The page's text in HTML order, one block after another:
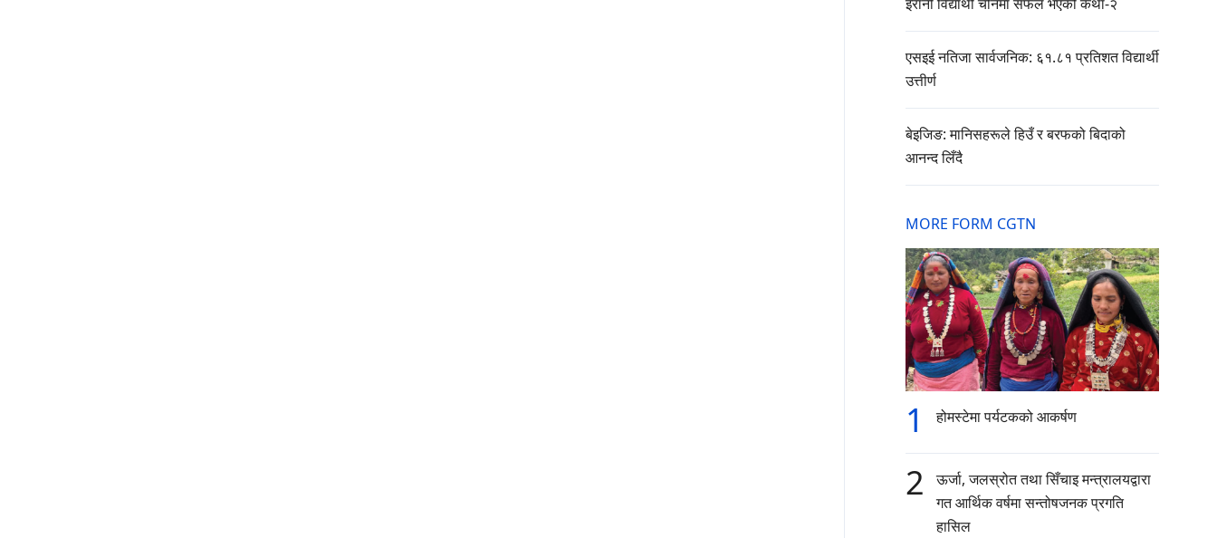
एसइई नतिजा सार्वजनिक: ६१.८१ प्रतिशत विद्यार्थी
उत्तीर्ण
बेइजिङ: मानिसहरूले हिउँ र बरफको बिदाको
आनन्द लिँदै
MORE FORM CGTN
1 होमस्टेमा पर्यटकको आकर्षण
2
ऊर्जा, जलस्रोत तथा सिँचाइ मन्त्रालयद्वारा
गत आर्थिक वर्षमा सन्तोषजनक प्रगति
हासिल